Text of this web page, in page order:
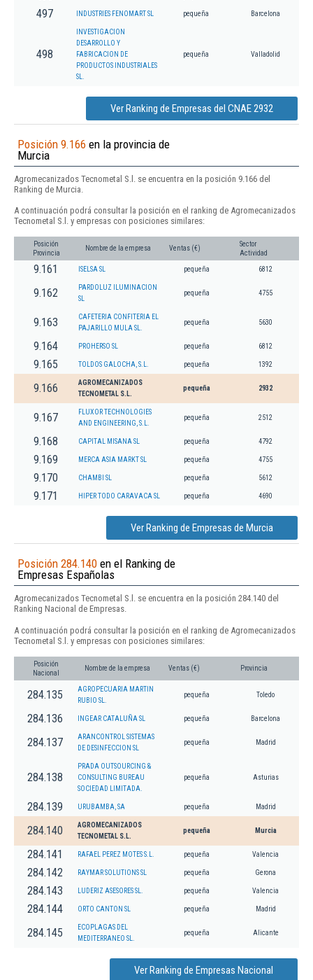
497 INDUSTRIES FENOMART SL pequeña Barcelona
498
INVESTIGACION
DESARROLLO Y
FABRICACION DE
PRODUCTOS INDUSTRIALES
SL.
pequeña Valladolid
Ver Ranking de Empresas del CNAE 2932
Posición 9.166 en la provincia de
Murcia
Agromecanizados Tecnometal S.l. se encuentra en la posición 9.166 del
Ranking de Murcia.
A continuación podrá consultar la posición en el ranking de Agromecanizados
Tecnometal S.l. y empresas con posiciones similares:
Posición
Provincia
Nombre de la empresa Ventas (€)
Sector
Actividad
9.161 ISELSA SL pequeña 6812
9.162
PARDOLUZ ILUMINACION
SL
pequeña 4755
9.163
CAFETERIA CONFITERIA EL
PAJARILLO MULA SL.
pequeña 5630
9.164 PROHERSO SL pequeña 6812
9.165 TOLDOS GALOCHA, S.L. pequeña 1392
9.166
AGROMECANIZADOS
TECNOMETAL S.L.
pequeña 2932
9.167
FLUXOR TECHNOLOGIES
AND ENGINEERING, S.L.
pequeña 2512
9.168 CAPITAL MISANA SL pequeña 4792
9.169 MERCA ASIA MARKT SL pequeña 4755
9.170 CHAMBI SL pequeña 5612
9.171 HIPER TODO CARAVACA SL pequeña 4690
Ver Ranking de Empresas de Murcia
Posición 284.140 en el Ranking de
Empresas Españolas
Agromecanizados Tecnometal S.l. se encuentra en la posición 284.140 del
Ranking Nacional de Empresas.
A continuación podrá consultar la posición en el ranking de Agromecanizados
Tecnometal S.l. y empresas con posiciones similares:
Posición
Nacional
Nombre de la empresa Ventas (€) Provincia
284.135
AGROPECUARIA MARTIN
RUBIO SL.
pequeña Toledo
284.136 INGEAR CATALUÑA SL pequeña Barcelona
284.137
ARANCONTROL SISTEMAS
DE DESINFECCION SL
pequeña Madrid
284.138
PRADA OUTSOURCING &
CONSULTING BUREAU
SOCIEDAD LIMITADA.
pequeña Asturias
284.139 URUBAMBA, SA pequeña Madrid
284.140
AGROMECANIZADOS
TECNOMETAL S.L.
pequeña Murcia
284.141 RAFAEL PEREZ MOTES S.L. pequeña Valencia
284.142 RAYMAR SOLUTIONS SL pequeña Gerona
284.143 LUDERIZ ASESORES SL. pequeña Valencia
284.144 ORTO CANTON SL pequeña Madrid
284.145
ECOPLAGAS DEL
MEDITERRANEO SL.
pequeña Alicante
Ver Ranking de Empresas Nacional